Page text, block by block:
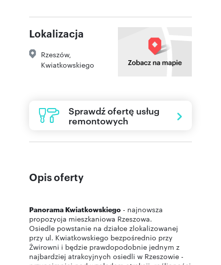
Lokalizacja
Rzeszów,
Kwiatkowskiego
Sprawdź ofertę usług
remontowych
Opis oferty
Panorama Kwiatkowskiego - najnowsza
propozycja mieszkaniowa Rzeszowa.
Osiedle powstanie na działce zlokalizowanej
przy ul. Kwiatkowskiego bezpośrednio przy
Żwirowni i będzie prawdopodobnie jednym z
najbardziej atrakcyjnych osiedli w Rzeszowie -